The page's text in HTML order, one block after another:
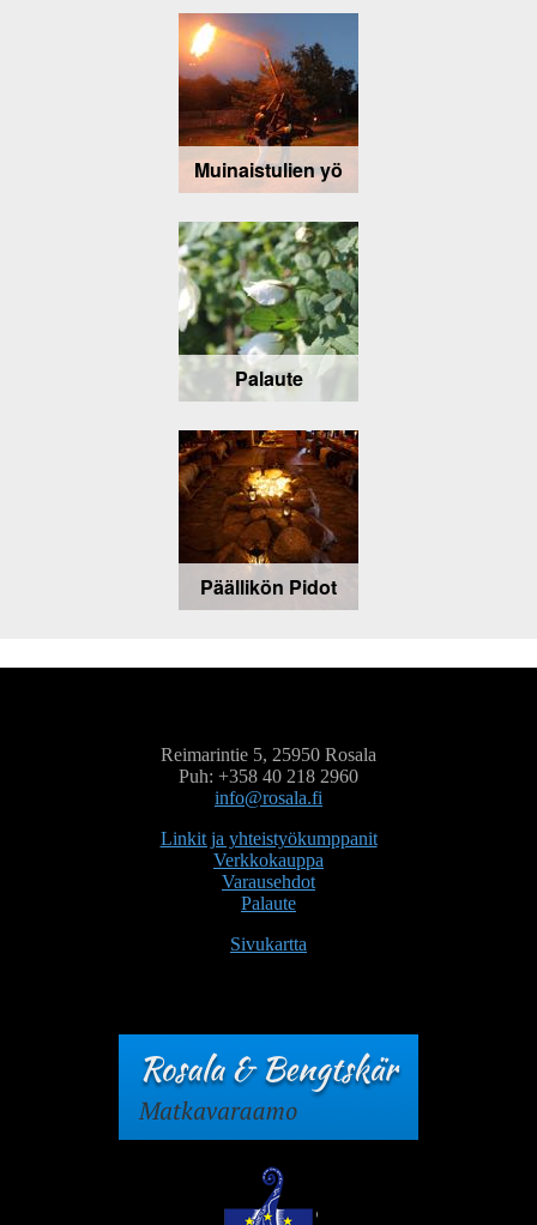
Muinaistulien yö
Palaute
Päällikön Pidot
Reimarintie 5, 25950 Rosala
Puh: +358 40 218 2960
info@rosala.fi
Linkit ja yhteistyökumppanit
Verkkokauppa
Varausehdot
Palaute
Sivukartta